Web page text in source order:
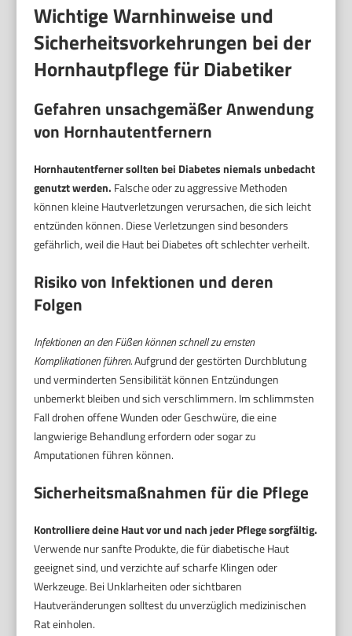
Wichtige Warnhinweise und
Sicherheitsvorkehrungen bei der
Hornhautpflege für Diabetiker
Gefahren unsachgemäßer Anwendung
von Hornhautentfernern
Hornhautentferner sollten bei Diabetes niemals unbedacht
genutzt werden. Falsche oder zu aggressive Methoden
können kleine Hautverletzungen verursachen, die sich leicht
entzünden können. Diese Verletzungen sind besonders
gefährlich, weil die Haut bei Diabetes oft schlechter verheilt.
Risiko von Infektionen und deren
Folgen
Infektionen an den Füßen können schnell zu ernsten
Komplikationen führen.Aufgrund der gestörten Durchblutung
und verminderten Sensibilität können Entzündungen
unbemerkt bleiben und sich verschlimmern. Im schlimmsten
Fall drohen offene Wunden oder Geschwüre, die eine
langwierige Behandlung erfordern oder sogar zu
Amputationen führen können.
Sicherheitsmaßnahmen für die Pflege
Kontrolliere deine Haut vor und nach jeder Pflege sorgfältig.
Verwende nur sanfte Produkte, die für diabetische Haut
geeignet sind, und verzichte auf scharfe Klingen oder
Werkzeuge. Bei Unklarheiten oder sichtbaren
Hautveränderungen solltest du unverzüglich medizinischen
Rat einholen.